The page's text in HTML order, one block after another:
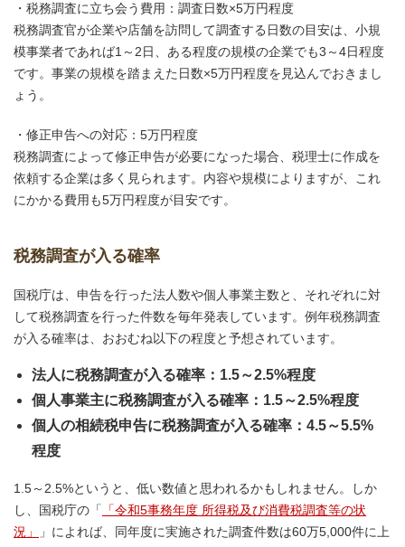
・税務調査に立ち会う費用：調査日数×5万円程度
税務調査官が企業や店舗を訪問して調査する日数の目安は、小規
模事業者であれば1～2日、ある程度の規模の企業でも3～4日程度
です。事業の規模を踏まえた日数×5万円程度を見込んでおきまし
ょう。
・修正申告への対応：5万円程度
税務調査によって修正申告が必要になった場合、税理士に作成を
依頼する企業は多く見られます。内容や規模によりますが、これ
にかかる費用も5万円程度が目安です。
税務調査が入る確率
国税庁は、申告を行った法人数や個人事業主数と、それぞれに対
して税務調査を行った件数を毎年発表しています。例年税務調査
が入る確率は、おおむね以下の程度と予想されています。
法人に税務調査が入る確率：1.5～2.5%程度
個人事業主に税務調査が入る確率：1.5～2.5%程度
個人の相続税申告に税務調査が入る確率：4.5～5.5%
程度
1.5～2.5%というと、低い数値と思われるかもしれません。しか
し、国税庁の「
「令和5事務年度 所得税及び消費税調査等の状
況」
」によれば、同年度に実施された調査件数は60万5,000件に上